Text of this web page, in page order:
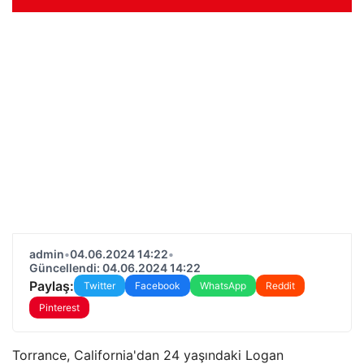
admin•04.06.2024 14:22•
Güncellendi: 04.06.2024 14:22
Paylaş: Twitter Facebook WhatsApp
Reddit
Pinterest
Torrance, California'dan 24 yaşındaki Logan